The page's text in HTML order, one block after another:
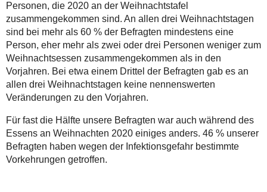
Personen, die 2020 an der Weihnachtstafel
zusammengekommen sind. An allen drei Weihnachtstagen
sind bei mehr als 60 % der Befragten mindestens eine
Person, eher mehr als zwei oder drei Personen weniger zum
Weihnachtsessen zusammengekommen als in den
Vorjahren. Bei etwa einem Drittel der Befragten gab es an
allen drei Weihnachtstagen keine nennenswerten
Veränderungen zu den Vorjahren.
Für fast die Hälfte unsere Befragten war auch während des
Essens an Weihnachten 2020 einiges anders. 46 % unserer
Befragten haben wegen der Infektionsgefahr bestimmte
Vorkehrungen getroffen.